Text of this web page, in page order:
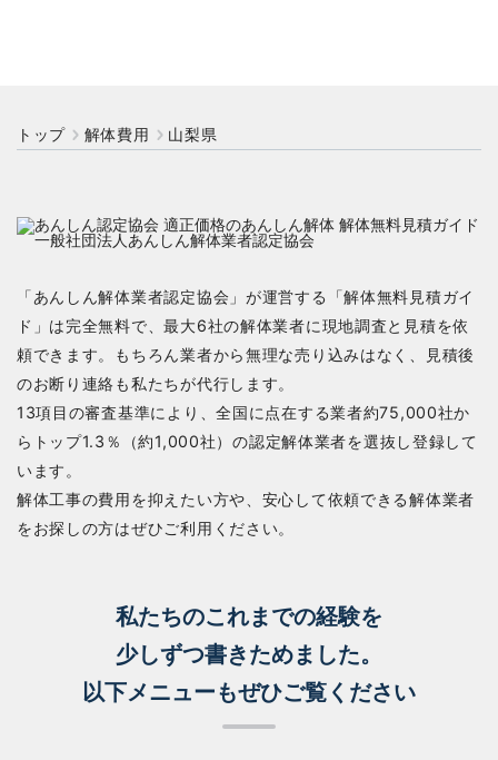
トップ 解体費用 山梨県
「あんしん解体業者認定協会」が運営する「解体無料見積ガイ
ド」は完全無料で、最大6社の解体業者に現地調査と見積を依
頼できます。もちろん業者から無理な売り込みはなく、見積後
のお断り連絡も私たちが代行します。
13項目の審査基準により、全国に点在する業者約75,000社か
らトップ1.3％（約1,000社）の認定解体業者を選抜し登録して
います。
解体工事の費用を抑えたい方や、安心して依頼できる解体業者
をお探しの方はぜひご利用ください。
私たちのこれまでの経験を
少しずつ書きためました。
以下メニューもぜひご覧ください